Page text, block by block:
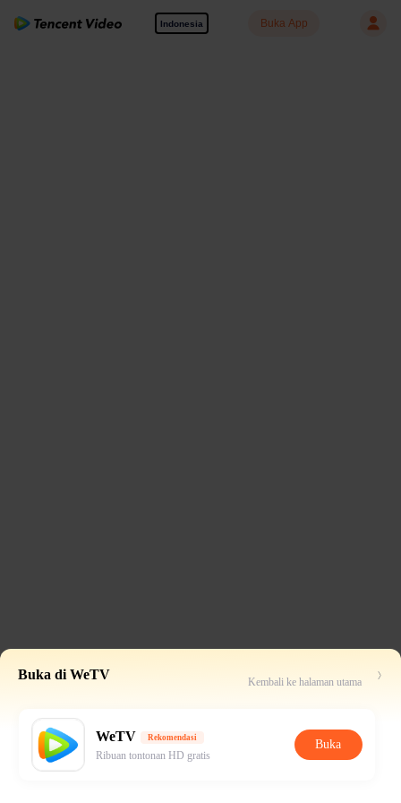
Indonesia Buka App
Buka di WeTV Kembali ke halaman utama
WeTV Rekomendasi
Ribuan tontonan HD gratis
Buka